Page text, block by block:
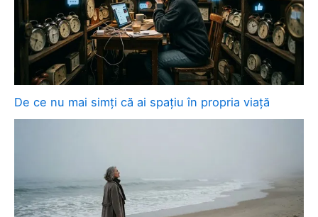
De ce nu mai simți că ai spațiu în propria viață